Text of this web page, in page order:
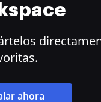
ahora